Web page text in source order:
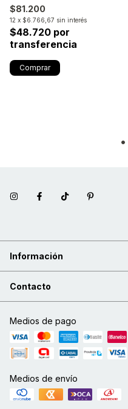
$81.200
12 x $6.766,67 sin interés
$48.720 por
transferencia
Información
Contacto
Medios de pago
Medios de envío